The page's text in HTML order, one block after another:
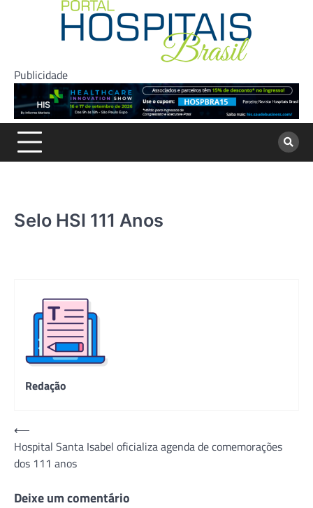
Publicidade
Selo HSI 111 Anos
Redação
Navegação
de
Post
⟵
Hospital Santa Isabel oficializa agenda de comemorações
dos 111 anos
Deixe um comentário